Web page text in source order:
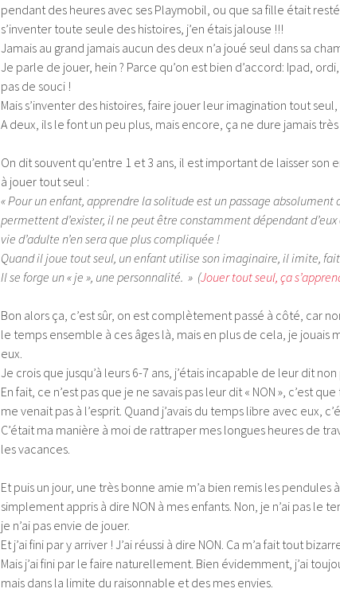
pendant des heures avec ses Playmobil, ou que sa fille était
s’inventer toute seule des histoires, j’en étais jalouse !!!
Jamais au grand jamais aucun des deux n’a joué seul dans sa
Je parle de jouer, hein ? Parce qu’on est bien d’accord: Ipad,
pas de souci !
Mais s’inventer des histoires, faire jouer leur imagination tout seul,
A deux, ils le font un peu plus, mais encore, ça ne dure jamais
On dit souvent qu’entre 1 et 3 ans, il est important de laisser son
à jouer tout seul :
« Pour un enfant, apprendre la solitude est un passage absolument
permettent d’exister, il ne peut être constamment dépendant
vie d’adulte n’en sera que plus compliquée !
Quand il joue tout seul, un enfant utilise son imaginaire, il imite,
Il se forge un « je », une personnalité. » (Jouer tout seul, ça
Bon alors ça, c’est sûr, on est complètement passé à côté, car
le temps ensemble à ces âges là, mais en plus de cela, je
eux.
Je crois que jusqu’à leurs 6-7 ans, j’étais incapable de leur dit
En fait, ce n’est pas que je ne savais pas leur dit « NON », c’est
me venait pas à l’esprit. Quand j’avais du temps libre avec eux,
C’était ma manière à moi de rattraper mes longues heures de
les vacances.
Et puis un jour, une très bonne amie m’a bien remis les pendules
simplement appris à dire NON à mes enfants. Non, je n’ai pas le
je n’ai pas envie de jouer.
Et j’ai fini par y arriver ! J’ai réussi à dire NON. Ca m’a fait tout
Mais j’ai fini par le faire naturellement. Bien évidemment, j’ai
mais dans la limite du raisonnable et des mes envies.